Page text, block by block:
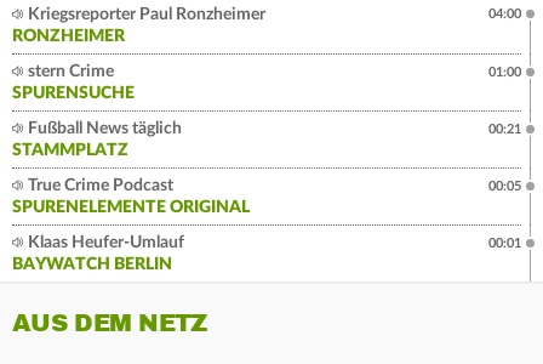
Kriegsreporter Paul Ronzheimer
RONZHEIMER
04:00
stern Crime
SPURENSUCHE
01:00
Fußball News täglich
STAMMPLATZ
00:21
True Crime Podcast
SPURENELEMENTE ORIGINAL
00:05
Klaas Heufer-Umlauf
BAYWATCH BERLIN
00:01
AUS DEM NETZ